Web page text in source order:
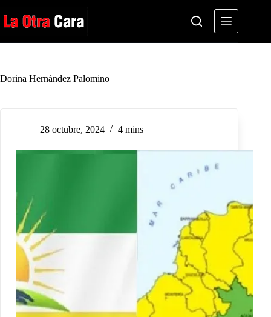
al
contenido
Dorina Hernández Palomino
28 octubre, 2024 4 mins